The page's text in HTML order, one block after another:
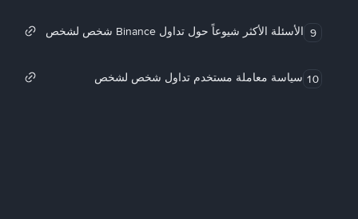
9 الأسئلة الأكثر شيوعاً حول تداول Binance شخص لشخص
10 سياسة معاملة مستخدم تداول شخص لشخص